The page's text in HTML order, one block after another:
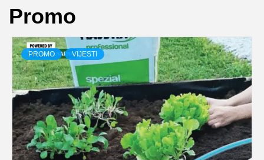
Promo
PROMO VIJESTI